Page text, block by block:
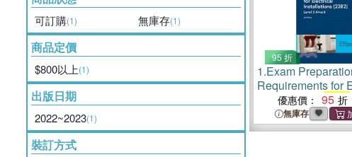
可訂購(1) 無庫存(1)
商品定價
$800以上(1)
出版日期
2022~2023(1)
裝訂方式
95 折
1.Exam
Requirements for
Installations (2382
Award
優惠價： 95
無庫存